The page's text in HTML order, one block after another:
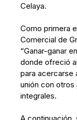
Celaya.
Como primera
Comercial de
“Ganar-ganar
donde ofreció
para acercarse
unión con
integrales.